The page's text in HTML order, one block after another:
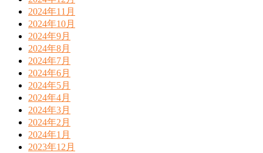
2024年11月
2024年10月
2024年9月
2024年8月
2024年7月
2024年6月
2024年5月
2024年4月
2024年3月
2024年2月
2024年1月
2023年12月